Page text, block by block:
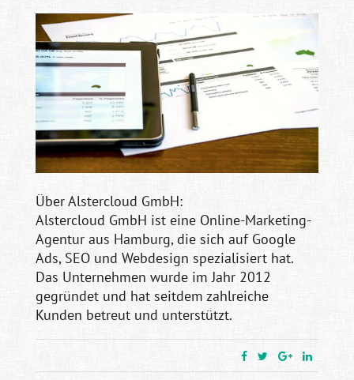
Über Alstercloud GmbH:
Alstercloud GmbH ist eine Online-Marketing-
Agentur aus Hamburg, die sich auf Google
Ads, SEO und Webdesign spezialisiert hat.
Das Unternehmen wurde im Jahr 2012
gegründet und hat seitdem zahlreiche
Kunden betreut und unterstützt.